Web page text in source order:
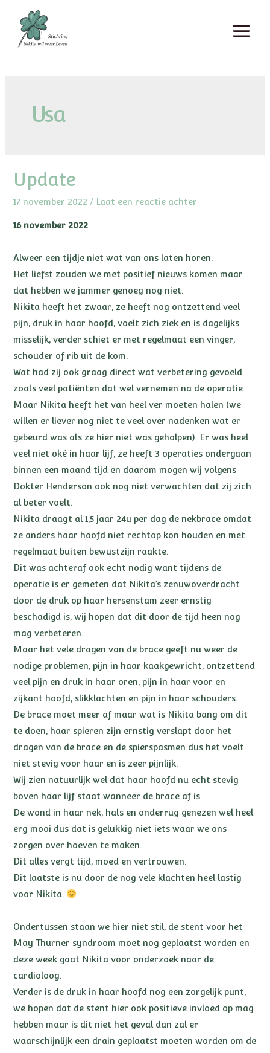
Usa
Update
17 november 2022 / Laat een reactie achter
16 november 2022
Alweer een tijdje niet wat van ons laten horen.
Het liefst zouden we met positief nieuws komen maar
dat hebben we jammer genoeg nog niet.
Nikita heeft het zwaar, ze heeft nog ontzettend veel
pijn, druk in haar hoofd, voelt zich ziek en is dagelijks
misselijk, verder schiet er met regelmaat een vinger,
schouder of rib uit de kom.
Wat had zij ook graag direct wat verbetering gevoeld
zoals veel patiënten dat wel vernemen na de operatie.
Maar Nikita heeft het van heel ver moeten halen (we
willen er liever nog niet te veel over nadenken wat er
gebeurd was als ze hier niet was geholpen). Er was heel
veel niet oké in haar lijf, ze heeft 3 operaties ondergaan
binnen een maand tijd en daarom mogen wij volgens
Dokter Henderson ook nog niet verwachten dat zij zich
al beter voelt.
Nikita draagt al 1,5 jaar 24u per dag de nekbrace omdat
ze anders haar hoofd niet rechtop kon houden en met
regelmaat buiten bewustzijn raakte.
Dit was achteraf ook echt nodig want tijdens de
operatie is er gemeten dat Nikita’s zenuwoverdracht
door de druk op haar hersenstam zeer ernstig
beschadigd is, wij hopen dat dit door de tijd heen nog
mag verbeteren.
Maar het vele dragen van de brace geeft nu weer de
nodige problemen, pijn in haar kaakgewricht, ontzettend
veel pijn en druk in haar oren, pijn in haar voor en
zijkant hoofd, slikklachten en pijn in haar schouders.
De brace moet meer af maar wat is Nikita bang om dit
te doen, haar spieren zijn ernstig verslapt door het
dragen van de brace en de spierspasmen dus het voelt
niet stevig voor haar en is zeer pijnlijk.
Wij zien natuurlijk wel dat haar hoofd nu echt stevig
boven haar lijf staat wanneer de brace af is.
De wond in haar nek, hals en onderrug genezen wel heel
erg mooi dus dat is gelukkig niet iets waar we ons
zorgen over hoeven te maken.
Dit alles vergt tijd, moed en vertrouwen.
Dit laatste is nu door de nog vele klachten heel lastig
voor Nikita.
Ondertussen staan we hier niet stil, de stent voor het
May Thurner syndroom moet nog geplaatst worden en
deze week gaat Nikita voor onderzoek naar de
cardioloog.
Verder is de druk in haar hoofd nog een zorgelijk punt,
we hopen dat de stent hier ook positieve invloed op mag
hebben maar is dit niet het geval dan zal er
waarschijnlijk een drain geplaatst moeten worden om de